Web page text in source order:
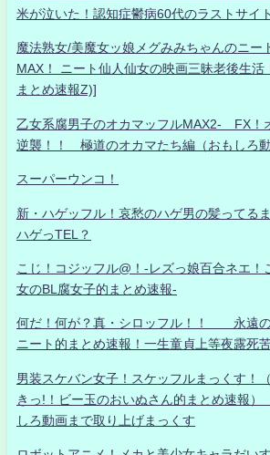
米が泣いた！認知症鬱病60代のラストサイ
魔法熟女/美魔女ッ娘メグみみちゃんのニー
MAX！ ニート仙人仙女の映画三昧老後生活
まとめ速報Z)]
乙女系腐男子のオカマッフルMAX2- FX！
逆襲！！ 極道のオカマたち編（おもしろ動
スーパーウンコ！
新・ハゲッフル！哀愁のハゲ男の髪ってる
ハゲっTEL？
こじ！コジッフル@！-レズっ娘百合ネエ！
女のBL腐女子的まとめ速報-
何だ！何が？真・シロッフル！！ 永遠
ニート的まとめ速報！一生童貞上等夜露死苦
男装スケバン女子！スケッフルまっくす！
きっ!！ビー玉のおいぬさん的まとめ速報
しろ動画まで取り上げまっくす